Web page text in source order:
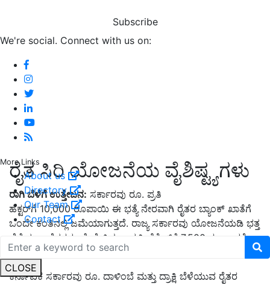
Subscribe
We're social. Connect with us on:
More Links
About us
Directory
Our Team
Contact
CLOSE
ರೈತ ಸಿರಿ ಯೋಜನೆಯ ವೈಶಿಷ್ಟ್ಯಗಳು
ರಾಗಿ ಬೆಳೆಗೆ ಉತ್ತೇಜನ: ಸರ್ಕಾರವು ರೂ. ಪ್ರತಿ
ಹೆಕ್ಟರ್‌ಗೆ 10,000 ರೂಪಾಯಿ ಈ ಭತ್ಯೆ ನೇರವಾಗಿ ರೈತರ ಬ್ಯಾಂಕ್ ಖಾತೆಗೆ
ಒಂದೇ ಕಂತಿನಲ್ಲಿ ಜಮೆಯಾಗುತ್ತದೆ. ರಾಜ್ಯ ಸರ್ಕಾರವು ಯೋಜನೆಯಡಿ ಭತ್ತ
ಬೆಳೆಯಲು ರೈತರನ್ನು ಪ್ರೇರೇಪಿಸಲು ಪ್ರತಿ ಹೆಕ್ಟೇರ್‌ಗೆ 7,500 ರೂ. ಇದಕ್ಕೆ
ರೂ. 5 ಕೋಟಿ.
ಕರ್ನಾಟಕ ಸರ್ಕಾರವು ರೂ. ದಾಳಿಂಬೆ ಮತ್ತು ದ್ರಾಕ್ಷಿ ಬೆಳೆಯುವ ರೈತರ